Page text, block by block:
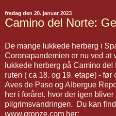
fredag den 20. januar 2023
Camino del Norte:
De mange lukkede herberg i
Coronapandemien er nu ved at
lukkede herberg på Camino
ruten ( ca 18. og 19. etape) -
Aves de Paso og Albergue
her i foråret, hvor der igen bliver
pilgrimsvandringen. Du kan
www.gronze.com her: